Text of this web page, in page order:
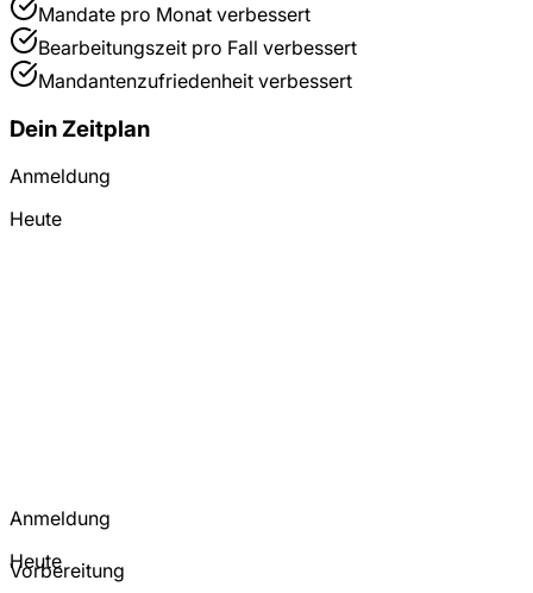
Mandate pro Monat verbessert
Bearbeitungszeit pro Fall verbessert
Mandantenzufriedenheit verbessert
Dein Zeitplan
Anmeldung
Heute
Anmeldung
Heute
Vorbereitung